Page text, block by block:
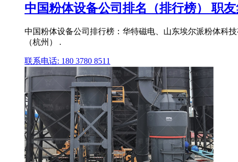
中国粉体设备公司排名（排行榜） 职
中国粉体设备公司排行榜：华特磁电、山东埃尔派粉体科
（杭州） .
联系电话: 180 3780 8511